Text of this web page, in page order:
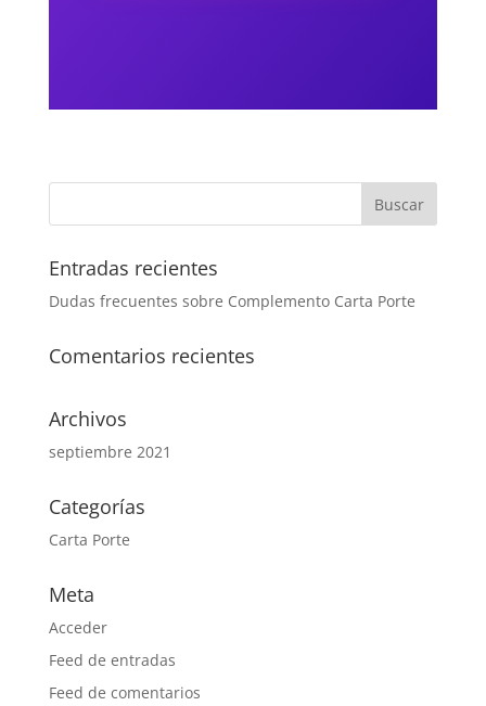
Entradas recientes
Dudas frecuentes sobre Complemento Carta Porte
Comentarios recientes
Archivos
septiembre 2021
Categorías
Carta Porte
Meta
Acceder
Feed de entradas
Feed de comentarios